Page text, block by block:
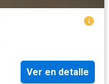
Ver en detalle